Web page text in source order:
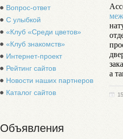
Вопрос-ответ
С улыбкой
«Клуб «Среди цветов»
«Клуб знакомств»
Интернет-проект
Рейтинг сайтов
Новости наших партнеров
Каталог сайтов
Объявления
а